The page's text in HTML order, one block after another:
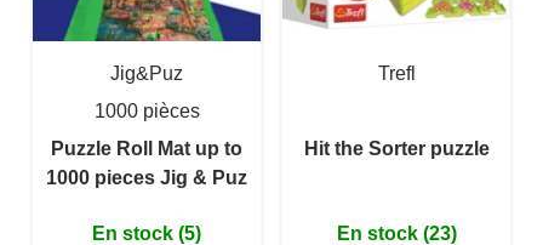
Jig&Puz
1000 pièces
Puzzle Roll Mat up to
1000 pieces Jig & Puz
En stock (5)
Trefl
Hit the Sorter puzzle
En stock (23)